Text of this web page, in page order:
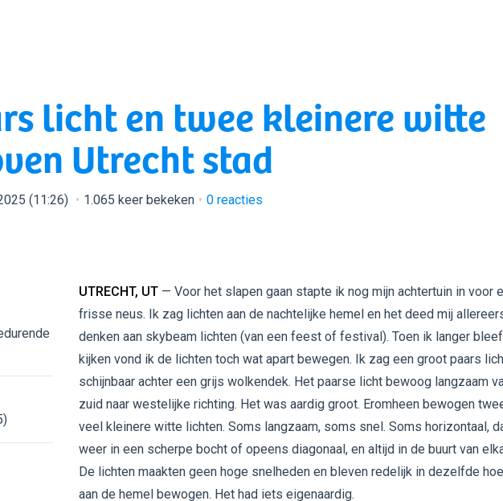
licht en twee kleinere witte
Utrecht stad
(11:26) 1.065 keer bekeken 0 reacties
UTRECHT, UT— Voor het slapen gaan stapte ik nog mijn achtertuin in voor
frisse neus. Ik zag lichten aan de nachtelijke hemel en het deed mij
denken aan skybeam lichten (van een feest of festival). Toen ik langer bleef
kijken vond ik de lichten toch wat apart bewegen. Ik zag een groot paars
schijnbaar achter een grijs wolkendek. Het paarse licht bewoog langzaam
zuid naar westelijke richting. Het was aardig groot. Eromheen bewogen
veel kleinere witte lichten. Soms langzaam, soms snel. Soms horizontaal,
weer in een scherpe bocht of opeens diagonaal, en altijd in de buurt van
De lichten maakten geen hoge snelheden en bleven redelijk in dezelfde
aan de hemel bewogen. Het had iets eigenaardig.